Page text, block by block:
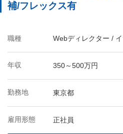
補/フレックス有
職種 Webディレクター /
年収 350～500万円
勤務地 東京都
雇用形態 正社員